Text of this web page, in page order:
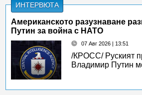
ИНТЕРВЮТА
Американското разузнаване
Путин за война с НАТО
07 Авг 2026 | 13:51
/КРОСС/ Руският
Владимир Путин